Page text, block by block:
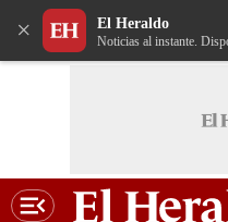
× El Heraldo
Noticias al instante.